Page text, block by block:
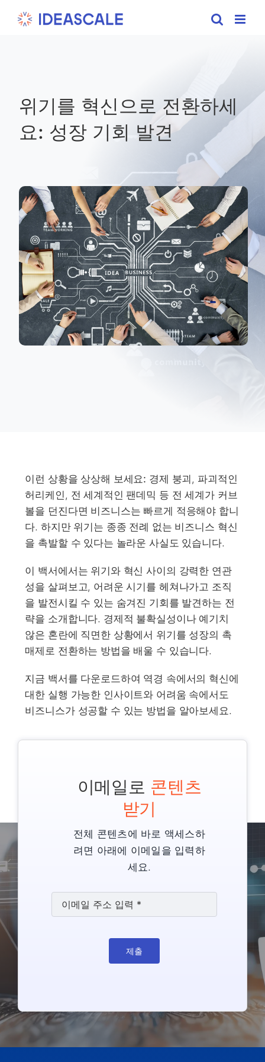
위기를 혁신으로 전환하세
요: 성장 기회 발견
이런 상황을 상상해 보세요: 경제 붕괴, 파괴적인
허리케인, 전 세계적인 팬데믹 등 전 세계가 커브
볼을 던진다면 비즈니스는 빠르게 적응해야 합니
다. 하지만 위기는 종종 전례 없는 비즈니스 혁신
을 촉발할 수 있다는 놀라운 사실도 있습니다.
이 백서에서는 위기와 혁신 사이의 강력한 연관
성을 살펴보고, 어려운 시기를 헤쳐나가고 조직
을 발전시킬 수 있는 숨겨진 기회를 발견하는 전
략을 소개합니다. 경제적 불확실성이나 예기치
않은 혼란에 직면한 상황에서 위기를 성장의 촉
매제로 전환하는 방법을 배울 수 있습니다.
지금 백서를 다운로드하여 역경 속에서의 혁신에
대한 실행 가능한 인사이트와 어려움 속에서도
비즈니스가 성공할 수 있는 방법을 알아보세요.
이메일로 콘텐츠
받기
전체 콘텐츠에 바로 액세스하
려면 아래에 이메일을 입력하
세요.
제출